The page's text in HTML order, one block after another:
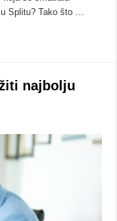
Splitu? Tako što …
najbolju